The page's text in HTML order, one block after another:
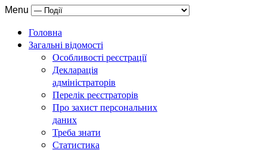
Menu
Головна
Загальні відомості
Особливості реєстрації
Декларація
адміністраторів
Перелік реєстраторів
Про захист персональних
даних
Треба знати
Статистика